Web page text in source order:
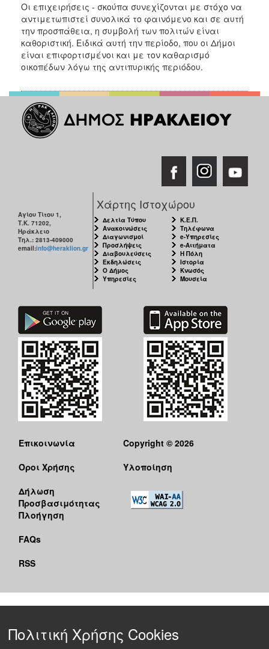
Οι επιχειρήσεις - σκούπα συνεχίζονται με στόχο να
αντιμετωπιστεί συνολικά το φαινόμενο και σε αυτή
την προσπάθεια, η συμβολή των πολιτών είναι
καθοριστική. Ειδικά αυτή την περίοδο, που οι Δήμοι
είναι επιφορτισμένοι και με τον καθαρισμό
οικοπέδων λόγω της αντιπυρικής περιόδου.
Αγίου Τίτου 1,
Τ.Κ. 71202,
Ηράκλειο
Τηλ.: 2813-409000
email:info@heraklion.gr
Χάρτης Ιστοχώρου
Δελτία Τύπου
Ανακοινώσεις
Διαγωνισμοί
Προσλήψεις
Διαβουλεύσεις
Εκδηλώσεις
Ο Δήμος
Υπηρεσίες
Κ.Ε.Π.
Τηλέφωνα
e-Υπηρεσίες
e-Αιτήματα
Η Πόλη
Ιστορία
Κνωσός
Μουσεία
Επικοινωνία
Όροι Χρήσης
Δήλωση
Προσβασιμότητας
Πλοήγηση
FAQs
RSS
Copyright © 2026
Υλοποίηση
Πολιτική Χρήσης Cookies